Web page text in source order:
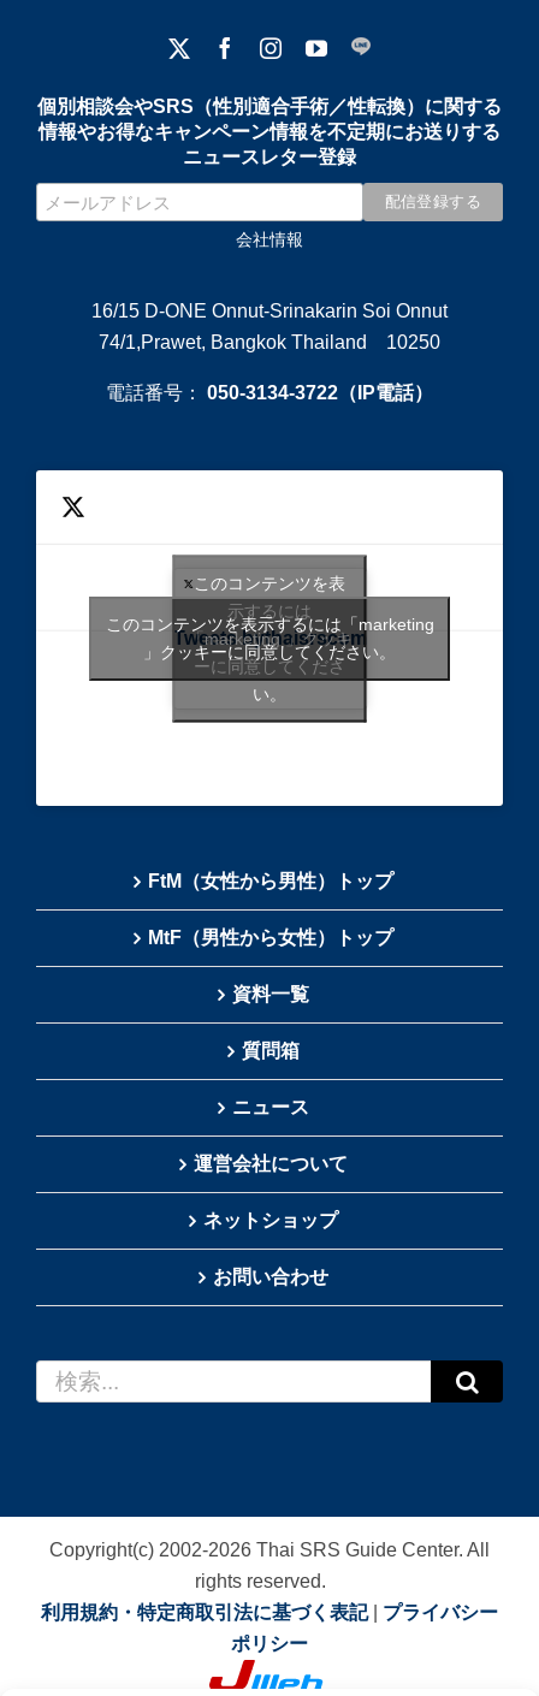
個別相談会やSRS（性別適合手術／性転換）に関する
情報やお得なキャンペーン情報を不定期にお送りする
ニュースレター登録
会社情報
16/15 D-ONE Onnut-Srinakarin Soi Onnut
74/1,Prawet, Bangkok Thailand 10250
電話番号： 050-3134-3722（IP電話）
Tweets bythaisrscom
このコンテンツを表
示するには
「marketing 」クッキ
ーに同意してくださ
い。
このコンテンツを表示するには「marketing
」クッキーに同意してください。
FtM（女性から男性）トップ
MtF（男性から女性）トップ
資料一覧
質問箱
ニュース
運営会社について
ネットショップ
お問い合わせ
索
Copyright(c) 2002-2026 Thai SRS Guide Center. All
rights reserved.
利用規約・特定商取引法に基づく表記| プライバシー
ポリシー